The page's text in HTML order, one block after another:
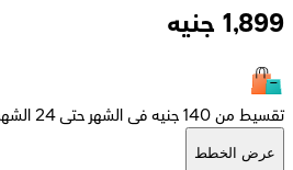
1,899 جنيه
تقسيط من 140 جنيه فى الشهر حتى 24 الشهر
عرض الخطط